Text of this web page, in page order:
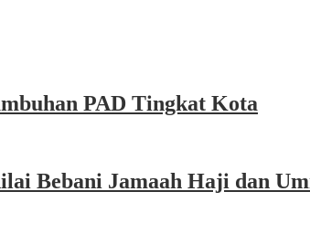
PAD Tingkat Kota
Bebani Jamaah Haji dan